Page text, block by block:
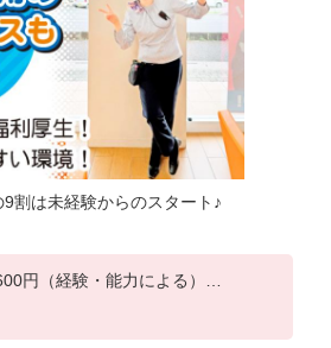
割は未経験からのスタート♪
円（経験・能力による）
（規定あり）